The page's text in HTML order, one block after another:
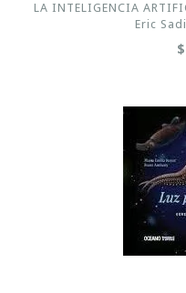
LA INTELIGENCIA
Eric